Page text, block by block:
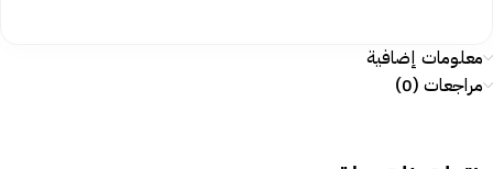
معلومات إضافية
مراجعات (0)